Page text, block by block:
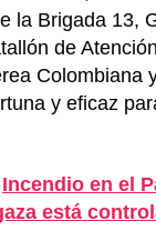
la Brigada 13,
de
Colombiana
y eficaz
Incendio en el
está